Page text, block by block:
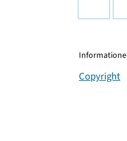
Copyright